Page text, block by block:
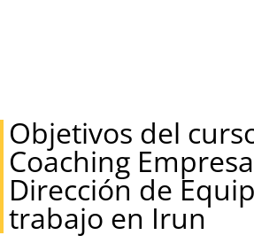
Objetivos del
Coaching
Dirección de
trabajo en Irun